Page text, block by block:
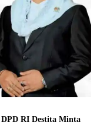
RI Destita Minta